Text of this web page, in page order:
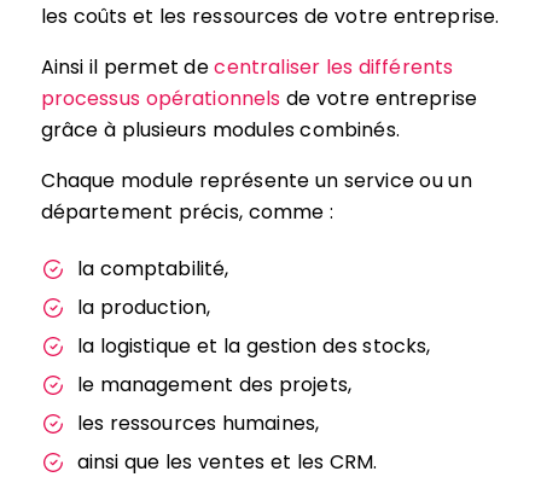
les coûts et les ressources de votre entreprise.
Ainsi il permet decentraliser les différents
processus opérationnels de votre entreprise
grâce à plusieurs modules combinés.
Chaque module représente un service ou un
département précis, comme :
la comptabilité,
la production,
la logistique et la gestion des stocks,
le management des projets,
les ressources humaines,
ainsi que les ventes et les CRM.